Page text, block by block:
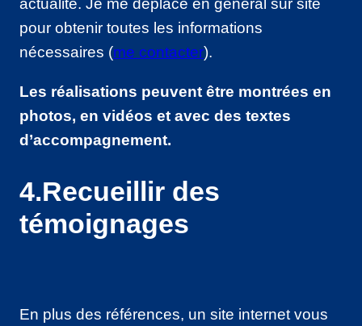
actualité. Je me déplace en général sur site
pour obtenir toutes les informations
nécessaires (me contacter).
Les réalisations peuvent être montrées en
photos, en vidéos et avec des textes
d’accompagnement.
4.Recueillir des
témoignages
En plus des références, un site internet vous